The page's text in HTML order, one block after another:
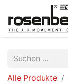
Alle Produkte